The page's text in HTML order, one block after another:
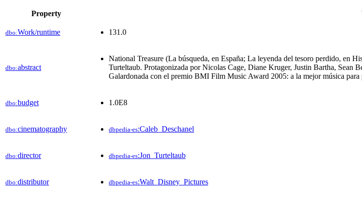
Property
dbo:Work/runtime 131.0
dbo:abstract
National Treasure (La búsqueda, en España; La leyenda del tesoro perdido, en
Turteltaub. Protagonizada por Nicolas Cage, Diane Kruger, Justin Bartha, Sean
Galardonada con el premio BMI Film Music Award 2005: a la mejor música
dbo:budget 1.0E8
dbo:cinematography dbpedia-es:Caleb_Deschanel
dbo:director dbpedia-es:Jon_Turteltaub
dbo:distributor dbpedia-es:Walt_Disney_Pictures